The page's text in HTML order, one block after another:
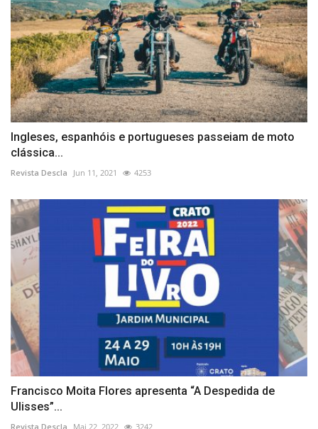
Ingleses, espanhóis e portugueses passeiam de moto
clássica...
Revista Descla Jun 11, 2021 4253
Francisco Moita Flores apresenta “A Despedida de
Ulisses”...
Revista Descla Mai 22, 2022 3242